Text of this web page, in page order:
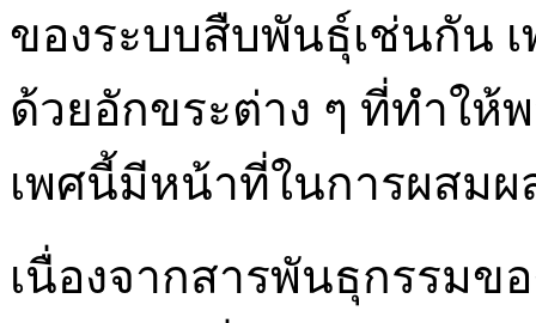
ของระบบสืบพันธุ์เช่นกัน
ด้วยอักขระต่าง ๆ ที่ทำใ
เพศนี้มีหน้าที่ในการผสม
เนื่องจากสารพันธุกรรม